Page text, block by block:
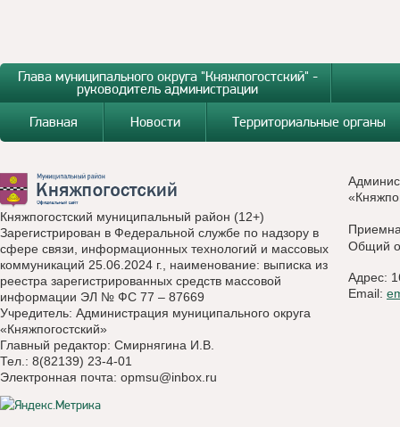
Глава муниципального округа "Княжпогостский" -
руководитель администрации
Главная
Новости Территориальные органы
Княжпогостский муниципальный район (12+)
Зарегистрирован в Федеральной службе по надзору в
сфере связи, информационных технологий и массовых
коммуникаций 25.06.2024 г., наименование: выписка из
реестра зарегистрированных средств массовой
информации ЭЛ № ФС 77 – 87669
Учредитель: Администрация муниципального округа
«Княжпогостский»
Главный редактор: Смирнягина И.В.
Тел.: 8(82139) 23-4-01
Электронная почта: opmsu@inbox.ru
Общий
Адрес:
Email: